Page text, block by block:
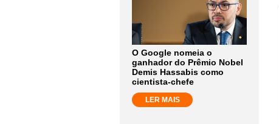
O Google nomeia o
ganhador do Prêmio Nobel
Demis Hassabis como
cientista-chefe
LER MAIS